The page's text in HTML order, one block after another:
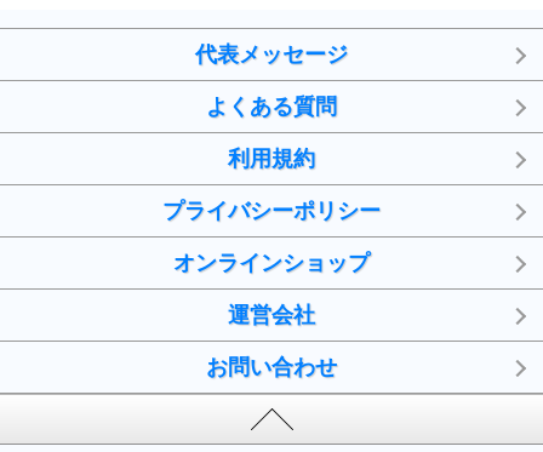
代表メッセージ
よくある質問
利用規約
プライバシーポリシー
オンラインショップ
運営会社
お問い合わせ